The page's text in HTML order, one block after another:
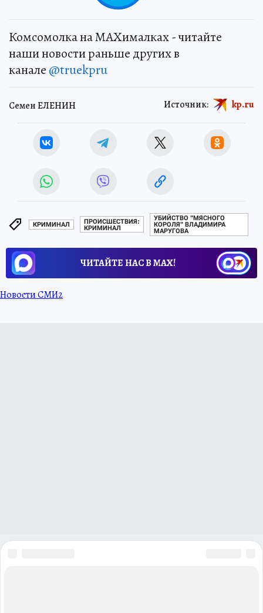
Комсомолка на MAXималках - читайте
наши новости раньше других в
канале @truekpru
Семен ЕЛЕНИН Источник: kp.ru
КРИМИНАЛ
ПРОИСШЕСТВИЯ:
КРИМИНАЛ
УБИЙСТВО "МЯСНОГО
КОРОЛЯ" ВЛАДИМИРА
МАРУГОВА
ЧИТАЙТЕ НАС В МАХ!
Новости СМИ2